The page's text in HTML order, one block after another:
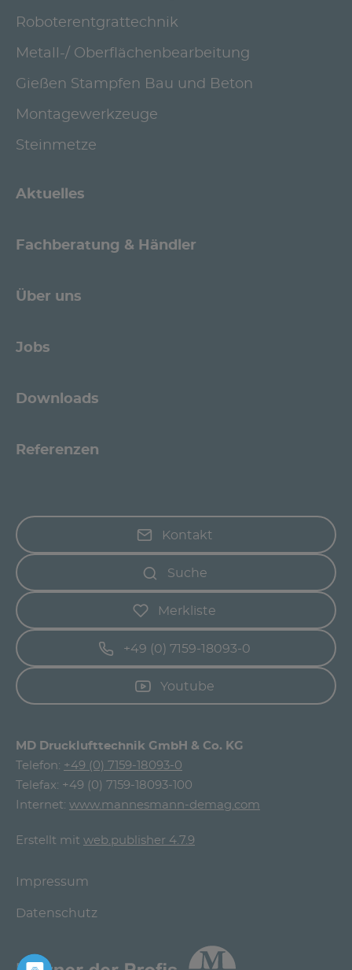
Roboterentgrattechnik
Metall-/ Oberflächenbearbeitung
Gießen Stampfen Bau und Beton
Montagewerkzeuge
Steinmetze
Aktuelles
Fachberatung & Händler
Über uns
Jobs
Downloads
Referenzen
Kontakt
Suche
Merkliste
+49 (0) 7159-18093-0
Youtube
MD Drucklufttechnik GmbH & Co. KG
Telefon: +49 (0) 7159-18093-0
Telefax: +49 (0) 7159-18093-100
Internet: www.mannesmann-demag.com
Erstellt mit web.publisher 4.7.9
Impressum
Datenschutz